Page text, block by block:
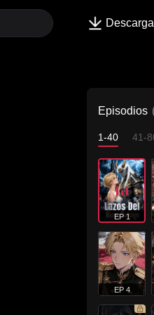
Episodios
1-40 41-
EP 1
EP 4